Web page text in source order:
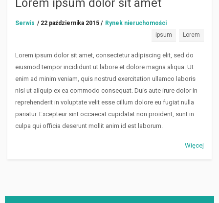
Lorem ipsum dolor sit amet
Serwis / 22 października 2015 / Rynek nieruchomości
ipsum
Lorem
Lorem ipsum dolor sit amet, consectetur adipiscing elit, sed do
eiusmod tempor incididunt ut labore et dolore magna aliqua. Ut
enim ad minim veniam, quis nostrud exercitation ullamco laboris
nisi ut aliquip ex ea commodo consequat. Duis aute irure dolor in
reprehenderit in voluptate velit esse cillum dolore eu fugiat nulla
pariatur. Excepteur sint occaecat cupidatat non proident, sunt in
culpa qui officia deserunt mollit anim id est laborum.
Więcej